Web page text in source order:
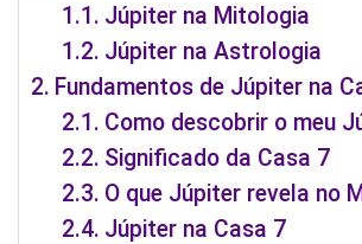
Júpiter na Mitologia
Júpiter na Astrologia
Fundamentos de Júpiter na
Como descobrir o meu
Significado da Casa 7
O que Júpiter revela no
Júpiter na Casa 7